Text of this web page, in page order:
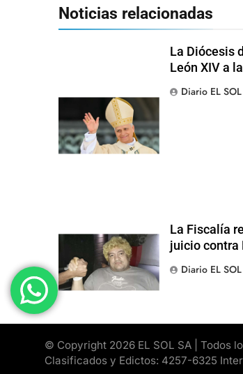
Noticias relacionadas
La Diócesis
León XIV a
Diario EL SOL
La Fiscalía
juicio contra
Diario EL SOL
© Copyright 2026 EL SOL SA | Todos
Clasificados y Edictos: 4257-6325